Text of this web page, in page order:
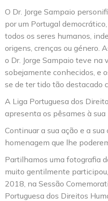
O Dr. Jorge Sampaio
por um Portugal
todos os seres humanos,
origens, crenças ou género.
o Dr. Jorge Sampaio teve na
sobejamente conhecidos, e
se de ter tido tão destacado
A Liga Portuguesa dos
apresenta os pêsames à
Continuar a sua ação e a
homenagem que lhe
Partilhamos uma fotografia
muito gentilmente
2018, na Sessão
Portuguesa dos Direitos